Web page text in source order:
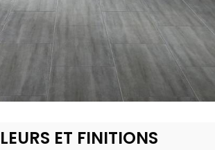
ET FINITIONS